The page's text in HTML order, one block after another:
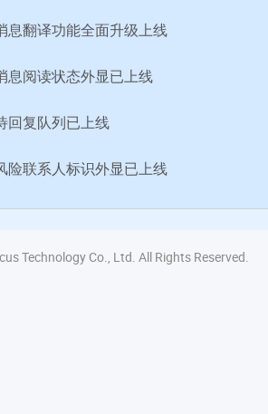
息翻译功能全面升级上线
息阅读状态外显已上线
回复队列已上线
险联系人标识外显已上线
Technology Co., Ltd. All Rights Reserved.